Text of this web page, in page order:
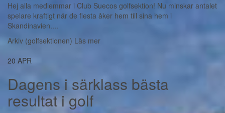
Hej alla medlemmar i Club Suecos golfsektion! Nu minskar antalet
spelare kraftigt när de flesta åker hem till sina hem i
Skandinavien....
Arkiv (golfsektionen) Läs mer
20 APR
Dagens i särklass bästa
resultat i golf